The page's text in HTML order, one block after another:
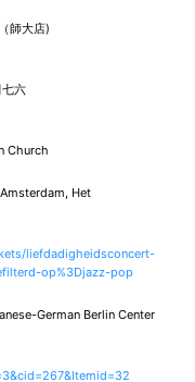
師大店)
六
Church
Het
liefdadigheidsconcert-
op%3Djazz-pop
German Berlin Center